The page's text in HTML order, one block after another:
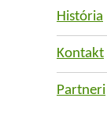
História
Kontakt
Partneri